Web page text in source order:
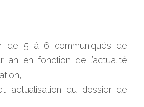
de 5 à 6 communiqués de
an en fonction de l’actualité
actualisation du dossier de